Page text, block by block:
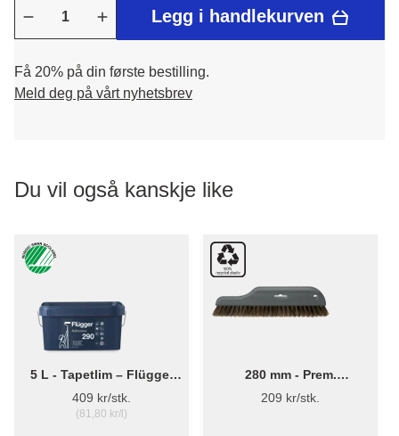
Legg i handlekurven
Få 20% på din første bestilling.
Meld deg på vårt nyhetsbrev
Du vil også kanskje like
5 L - Tapetlim – Flügger
Adhesive 290
409 kr/stk.
(81,80 kr/l)
280 mm - Prem.
Tapetbørste 3540 - Plast
209 kr/stk.